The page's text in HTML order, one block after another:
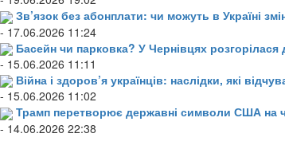
Зв’язок без абонплати: чи можуть в Україні
- 17.06.2026 11:24
Басейн чи парковка? У Чернівцях розгорілася
- 15.06.2026 11:11
Війна і здоров’я українців: наслідки, які
- 15.06.2026 11:02
Трамп перетворює державні символи США на
- 14.06.2026 22:38